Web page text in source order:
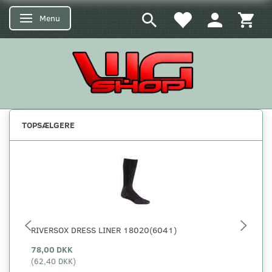
Skifte navigation
Menu
TOPSÆLGERE
RIVERSOX DRESS LINER 18020(6041)
78,00 DKK
(62,40 DKK)